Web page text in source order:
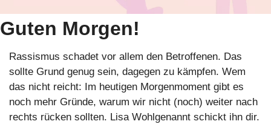
Guten Morgen!
Rassismus schadet vor allem den Betroffenen. Das
sollte Grund genug sein, dagegen zu kämpfen. Wem
das nicht reicht: Im heutigen Morgenmoment gibt es
noch mehr Gründe, warum wir nicht (noch) weiter nach
rechts rücken sollten. Lisa Wohlgenannt schickt ihn dir.